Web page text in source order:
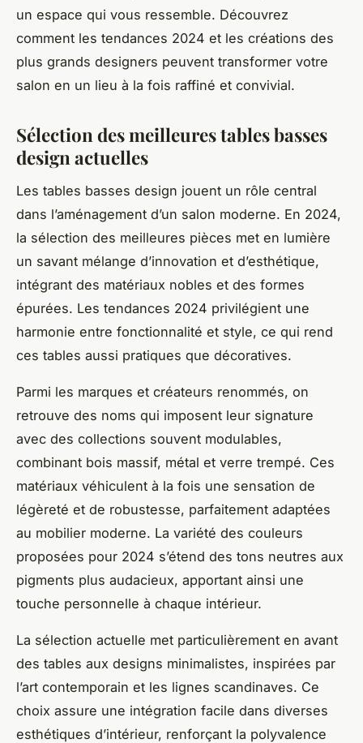
un espace qui vous ressemble. Découvrez
comment les tendances 2024 et les créations des
plus grands designers peuvent transformer votre
salon en un lieu à la fois raffiné et convivial.
Sélection des meilleures tables basses
design actuelles
Les tables basses design jouent un rôle central
dans l’aménagement d’un salon moderne. En 2024,
la sélection des meilleures pièces met en lumière
un savant mélange d’innovation et d’esthétique,
intégrant des matériaux nobles et des formes
épurées. Les tendances 2024 privilégient une
harmonie entre fonctionnalité et style, ce qui rend
ces tables aussi pratiques que décoratives.
Parmi les marques et créateurs renommés, on
retrouve des noms qui imposent leur signature
avec des collections souvent modulables,
combinant bois massif, métal et verre trempé. Ces
matériaux véhiculent à la fois une sensation de
légèreté et de robustesse, parfaitement adaptées
au mobilier moderne. La variété des couleurs
proposées pour 2024 s’étend des tons neutres aux
pigments plus audacieux, apportant ainsi une
touche personnelle à chaque intérieur.
La sélection actuelle met particulièrement en avant
des tables aux designs minimalistes, inspirées par
l’art contemporain et les lignes scandinaves. Ce
choix assure une intégration facile dans diverses
esthétiques d’intérieur, renforçant la polyvalence